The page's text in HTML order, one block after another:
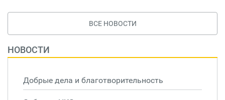
ВСЕ НОВОСТИ
НОВОСТИ
Добрые дела и благотворительность